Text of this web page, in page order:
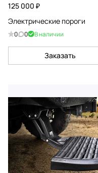
125 000 ₽
Электрические пороги
0 0 В наличии
Заказать